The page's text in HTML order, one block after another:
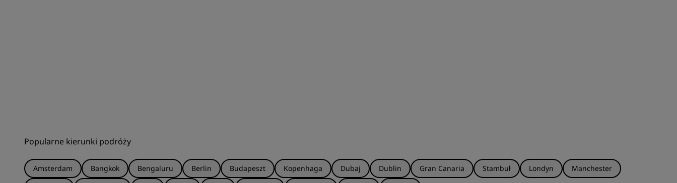
Popularne kierunki podróży
Amsterdam Bangkok Bengaluru Berlin Budapeszt Kopenhaga Dubaj Dublin Gran Canaria Stambuł Londyn
Manchester